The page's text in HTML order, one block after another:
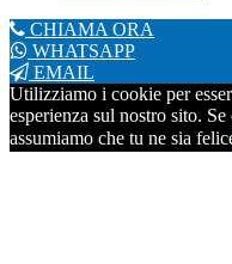
CHIAMA ORA
WHATSAPP
EMAIL
Utilizziamo i cookie per
esperienza sul nostro sito.
assumiamo che tu ne sia